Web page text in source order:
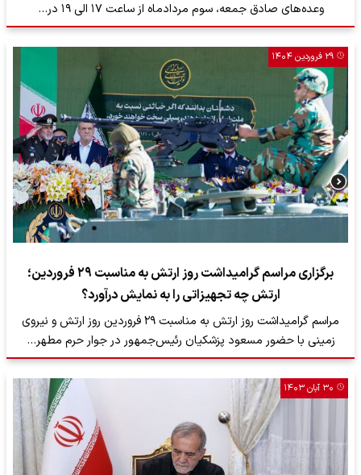
وعده‌های صادق جمعه، سوم مردادماه از ساعت ۱۷ الی ۱۹ در…
۲۹ فروردین ۱۴۰۴
برگزاری مراسم گرامیداشت روز ارتش به مناسبت ۲۹ فروردین؛
ارتش چه تجهیزاتی را به نمایش درآورد؟
مراسم گرامیداشت روز ارتش به مناسبت ۲۹ فروردین روز ارتش و نیروی
زمینی با حضور مسعود پزشکیان رئیس‌جمهور در جوار حرم مطهر…
۳۰ آبان ۱۴۰۳